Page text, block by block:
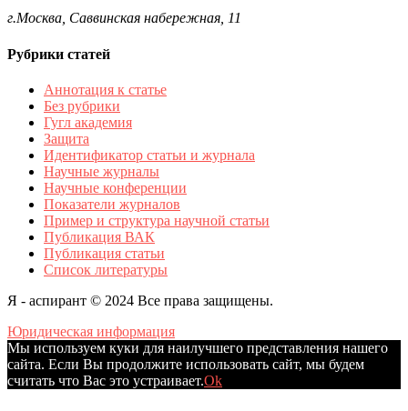
г.Москва, Саввинская набережная, 11
Рубрики статей
Аннотация к статье
Без рубрики
Гугл академия
Защита
Идентификатор статьи и журнала
Научные журналы
Научные конференции
Показатели журналов
Пример и структура научной статьи
Публикация ВАК
Публикация статьи
Список литературы
Я - аспирант © 2024 Все права защищены.
Юридическая информация
Мы используем куки для наилучшего представления нашего
сайта. Если Вы продолжите использовать сайт, мы будем
считать что Вас это устраивает.Ok